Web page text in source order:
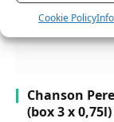
Cookie Policy
Chanson
(box 3 x